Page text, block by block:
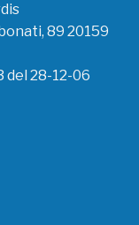
89 20159
del 28-12-06